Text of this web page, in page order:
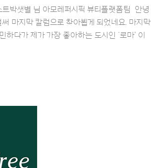
트박샛별 님 아모레퍼시픽 뷰티플랫폼팀 안녕
써 마지막 칼럼으로 찾아뵙게 되었네요. 마지막
하다가 제가 가장 좋아하는 도시인 ‘로마’ 이